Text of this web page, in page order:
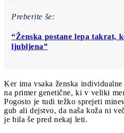
Preberite še:
“Ženska postane lepa takrat,
ljubljena”
Ker ima vsaka ženska
na primer genetične, ki v veliki
Pogosto je tudi težko sprejeti
gub ali dejstvo, da naša koža ni
je bila še pred nekaj leti.